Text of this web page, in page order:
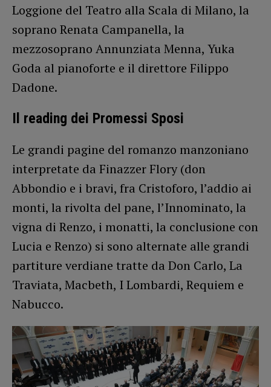
Loggione del Teatro alla Scala di Milano, la
soprano Renata Campanella, la
mezzosoprano Annunziata Menna, Yuka
Goda al pianoforte e il direttore Filippo
Dadone.
Il reading dei Promessi Sposi
Le grandi pagine del romanzo manzoniano
interpretate da Finazzer Flory (don
Abbondio e i bravi, fra Cristoforo, l’addio ai
monti, la rivolta del pane, l’Innominato, la
vigna di Renzo, i monatti, la conclusione con
Lucia e Renzo) si sono alternate alle grandi
partiture verdiane tratte da Don Carlo, La
Traviata, Macbeth, I Lombardi, Requiem e
Nabucco.